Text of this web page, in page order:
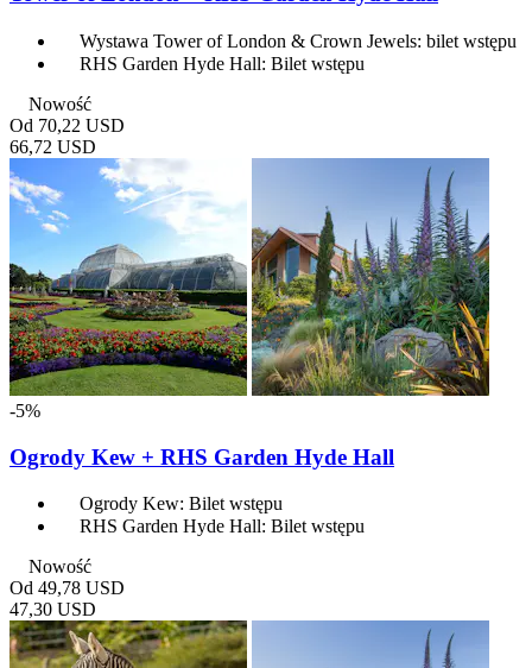
Wystawa Tower of London & Crown Jewels: bilet wstępu
RHS Garden Hyde Hall: Bilet wstępu
Nowość
Od 70,22 USD
66,72 USD
-5%
Ogrody Kew + RHS Garden Hyde Hall
Ogrody Kew: Bilet wstępu
RHS Garden Hyde Hall: Bilet wstępu
Nowość
Od 49,78 USD
47,30 USD